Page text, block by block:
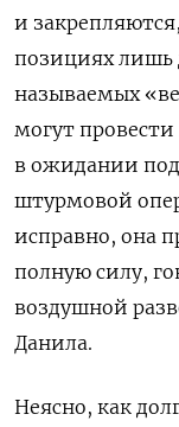
и
позициях лишь
называемых
могут
в ожидании
штурмовой
исправно, она
полную силу,
воздушной
Данила.
Неясно, как